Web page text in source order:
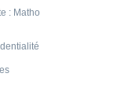
: Matho